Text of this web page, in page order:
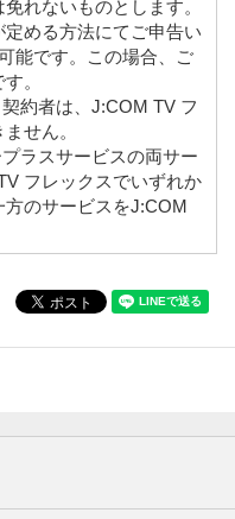
れないものとします。
定める方法にてご申告い
能です。この場合、ご
。
約者は、J:COM TV フ
せん。
ラスサービスの両サー
フレックスでいずれか
のサービスをJ:COM